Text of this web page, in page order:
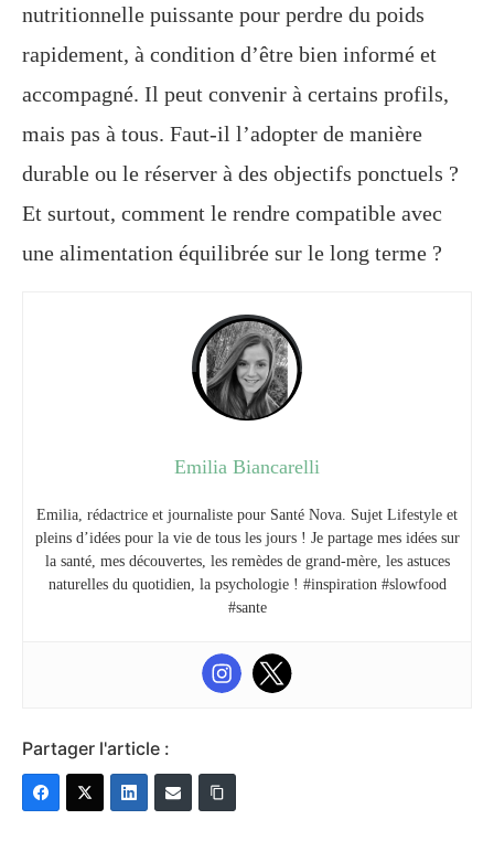
nutritionnelle puissante pour perdre du poids
rapidement, à condition d’être bien informé et
accompagné. Il peut convenir à certains profils,
mais pas à tous. Faut-il l’adopter de manière
durable ou le réserver à des objectifs ponctuels ?
Et surtout, comment le rendre compatible avec
une alimentation équilibrée sur le long terme ?
Emilia Biancarelli
Emilia, rédactrice et journaliste pour Santé Nova. Sujet Lifestyle et
pleins d’idées pour la vie de tous les jours ! Je partage mes idées sur
la santé, mes découvertes, les remèdes de grand-mère, les astuces
naturelles du quotidien, la psychologie ! #inspiration #slowfood
#sante
Partager l'article :